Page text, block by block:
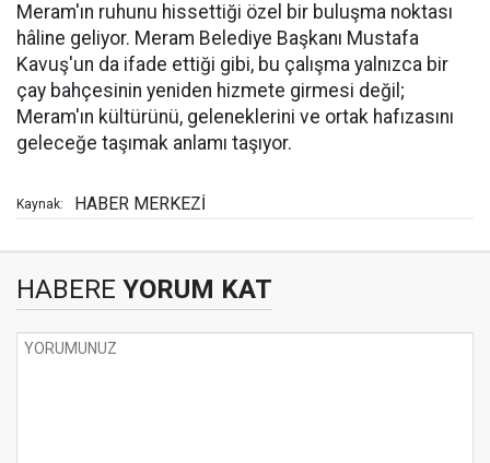
Meram'ın ruhunu hissettiği özel bir buluşma noktası
hâline geliyor. Meram Belediye Başkanı Mustafa
Kavuş'un da ifade ettiği gibi, bu çalışma yalnızca bir
çay bahçesinin yeniden hizmete girmesi değil;
Meram'ın kültürünü, geleneklerini ve ortak hafızasını
geleceğe taşımak anlamı taşıyor.
Kaynak: HABER MERKEZİ
HABERE YORUM KAT